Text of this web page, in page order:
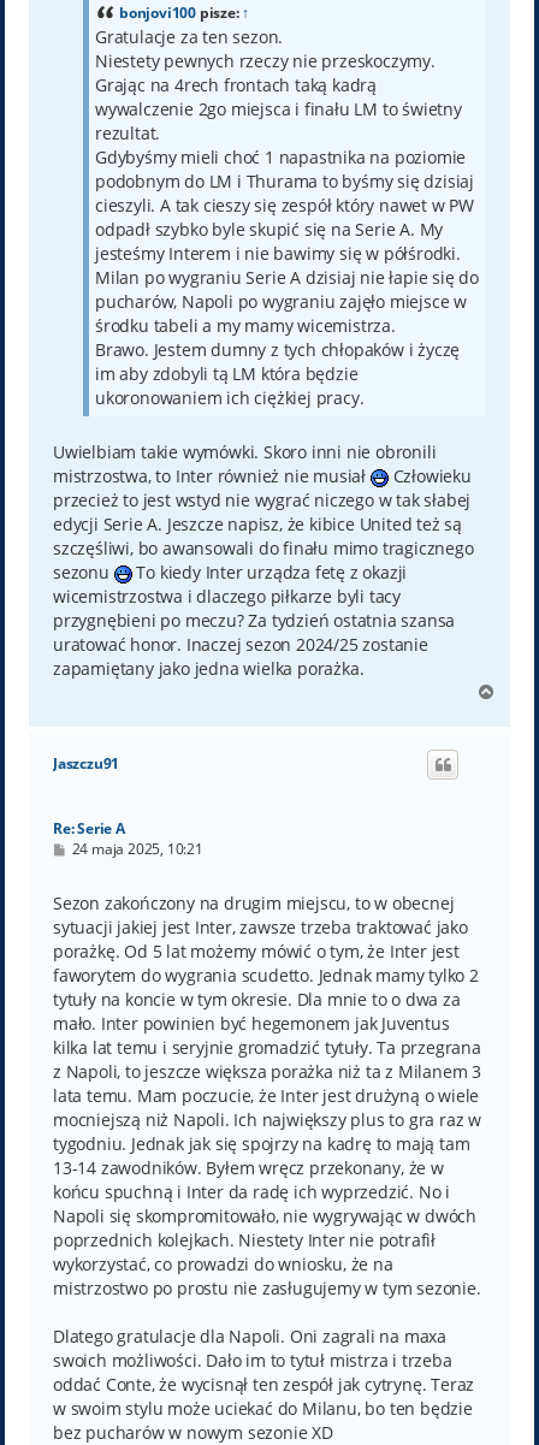
bonjovi100pisze:↑
Gratulacje za ten sezon.
Niestety pewnych rzeczy nie przeskoczymy.
Grając na 4rech frontach taką kadrą
wywalczenie 2go miejsca i finału LM to świetny
rezultat.
Gdybyśmy mieli choć 1 napastnika na poziomie
podobnym do LM i Thurama to byśmy się dzisiaj
cieszyli. A tak cieszy się zespół który nawet w PW
odpadł szybko byle skupić się na Serie A. My
jesteśmy Interem i nie bawimy się w półśrodki.
Milan po wygraniu Serie A dzisiaj nie łapie się do
pucharów, Napoli po wygraniu zajęło miejsce w
środku tabeli a my mamy wicemistrza.
Brawo. Jestem dumny z tych chłopaków i życzę
im aby zdobyli tą LM która będzie
ukoronowaniem ich ciężkiej pracy.
Uwielbiam takie wymówki. Skoro inni nie obronili
mistrzostwa, to Inter również nie musiał
Człowieku
przecież to jest wstyd nie wygrać niczego w tak słabej
edycji Serie A. Jeszcze napisz, że kibice United też są
szczęśliwi, bo awansowali do finału mimo tragicznego
sezonu
To kiedy Inter urządza fetę z okazji
wicemistrzostwa i dlaczego piłkarze byli tacy
przygnębieni po meczu? Za tydzień ostatnia szansa
uratować honor. Inaczej sezon 2024/25 zostanie
zapamiętany jako jedna wielka porażka.
g
Jaszczu91
Re: Serie A
P
t
24 maja 2025, 10:21
Sezon zakończony na drugim miejscu, to w obecnej
sytuacji jakiej jest Inter, zawsze trzeba traktować jako
porażkę. Od 5 lat możemy mówić o tym, że Inter jest
faworytem do wygrania scudetto. Jednak mamy tylko 2
tytuły na koncie w tym okresie. Dla mnie to o dwa za
mało. Inter powinien być hegemonem jak Juventus
kilka lat temu i seryjnie gromadzić tytuły. Ta przegrana
z Napoli, to jeszcze większa porażka niż ta z Milanem 3
lata temu. Mam poczucie, że Inter jest drużyną o wiele
mocniejszą niż Napoli. Ich największy plus to gra raz w
tygodniu. Jednak jak się spojrzy na kadrę to mają tam
13-14 zawodników. Byłem wręcz przekonany, że w
końcu spuchną i Inter da radę ich wyprzedzić. No i
Napoli się skompromitowało, nie wygrywając w dwóch
poprzednich kolejkach. Niestety Inter nie potrafił
wykorzystać, co prowadzi do wniosku, że na
mistrzostwo po prostu nie zasługujemy w tym sezonie.
Dlatego gratulacje dla Napoli. Oni zagrali na maxa
swoich możliwości. Dało im to tytuł mistrza i trzeba
oddać Conte, że wycisnął ten zespół jak cytrynę. Teraz
w swoim stylu może uciekać do Milanu, bo ten będzie
bez pucharów w nowym sezonie XD